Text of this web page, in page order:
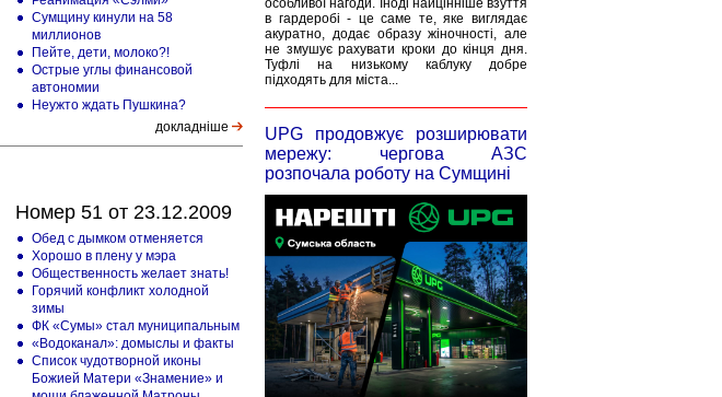
Сумщину кинули на 58
миллионов
Пейте, дети, молоко?!
Острые углы финансовой
автономии
Неужто ждать Пушкина?
докладніше
Номер 51 от 23.12.2009
Обед с дымком отменяется
Хорошо в плену у мэра
Общественность желает знать!
Горячий конфликт холодной
зимы
ФК «Сумы» стал муниципальным
«Водоканал»: домыслы и факты
Список чудотворной иконы
Божией Матери «Знамение» и
особливої нагоди. Іноді найцінніше взуття
в гардеробі - це саме те, яке виглядає
акуратно, додає образу жіночності, але
не змушує рахувати кроки до кінця дня.
Туфлі на низькому каблуку добре
підходять для міста...
UPG продовжує розширювати
мережу: чергова АЗС
розпочала роботу на Сумщині